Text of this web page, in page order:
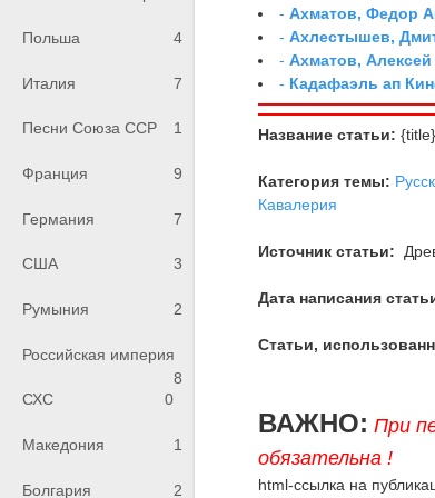
Польша 4
Италия 7
Песни Союза ССР 1
Франция 9
Германия 7
США 3
Румыния 2
Российская империя
8
СХС
0
Македония 1
Болгария 2
-Ахматов, Федор
-Ахлестышев,
-Ахматов,
- Кадафаэль ап
Название статьи: {title}
Категория темы:
Кавалерия
Источник статьи:
Дата написания
Статьи,
ВАЖНО: При
обязательна !
html-ссылка на